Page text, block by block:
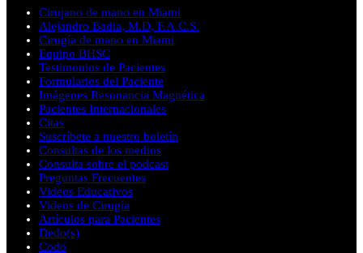
Cirujano de mano en Miami
Alejandro Badia, M.D, F.A.C.S.
Cirugía de mano en Miami
Equipo BHSC
Testimonios de Pacientes
Formularios del Paciente
Imágenes Resonancia Magnética
Pacientes Internacionales
Citas
Suscríbete a nuestro boletín
Consultas de los medios
Consulta sobre el podcast
Preguntas Frecuentes
Videos Educativos
Videos de Cirugía
Artículos para Pacientes
Dedo(s)
Codo